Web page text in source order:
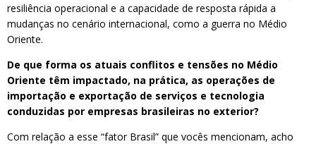
resiliência operacional e a capacidade de resposta rápida a
mudanças no cenário internacional, como a guerra no Médio
Oriente.
De que forma os atuais conflitos e tensões no Médio
Oriente têm impactado, na prática, as operações de
importação e exportação de serviços e tecnologia
conduzidas por empresas brasileiras no exterior?
Com relação a esse “fator Brasil” que vocês mencionam, acho